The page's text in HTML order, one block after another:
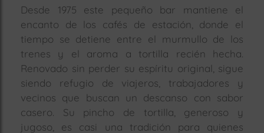
Desde 1975 este pequeño bar mantiene el
encanto de los cafés de estación, donde el
tiempo se detiene entre el murmullo de los
trenes y el aroma a tortilla recién hecha.
Renovado sin perder su espíritu original, sigue
siendo refugio de viajeros, trabajadores y
vecinos que buscan un descanso con sabor
casero. Su pincho de tortilla, generoso y
jugoso, es casi una tradición para quienes